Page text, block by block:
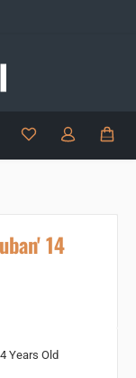
Du hast 0
14